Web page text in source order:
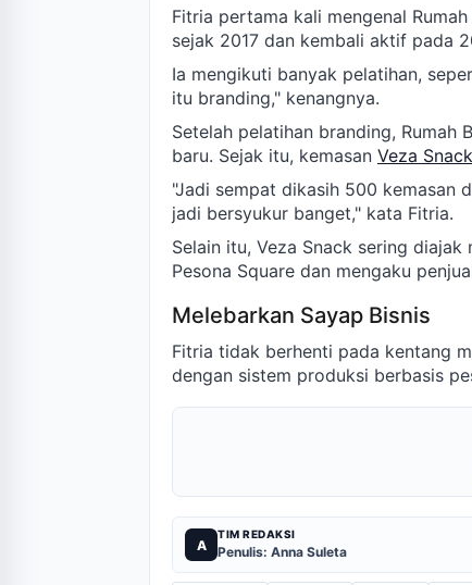
Fitria pertama kali mengenal
sejak 2017 dan kembali aktif pada
Ia mengikuti banyak pelatihan,
itu branding," kenangnya.
Setelah pelatihan branding, Rumah
baru. Sejak itu, kemasan Veza Snack
"Jadi sempat dikasih 500 kemasan
jadi bersyukur banget," kata Fitria.
Selain itu, Veza Snack sering
Pesona Square dan mengaku
Melebarkan Sayap Bisnis
Fitria tidak berhenti pada kentang
dengan sistem produksi berbasis
A
TIM REDAKSI
Penulis: Anna Suleta